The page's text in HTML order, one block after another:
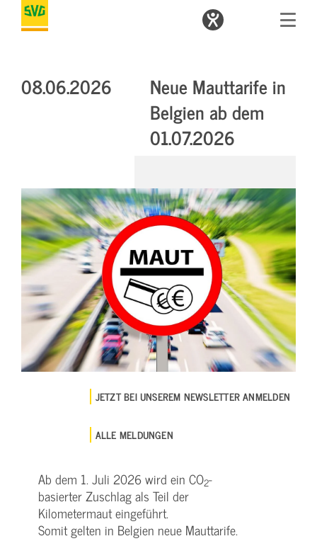
08.06.2026
Neue Mauttarife in
Belgien ab dem
01.07.2026
JETZT BEI UNSEREM NEWSLETTER ANMELDEN
ALLE MELDUNGEN
Ab dem 1. Juli 2026 wird ein CO2-
basierter Zuschlag als Teil der
Kilometermaut eingeführt.
Somit gelten in Belgien neue Mauttarife.